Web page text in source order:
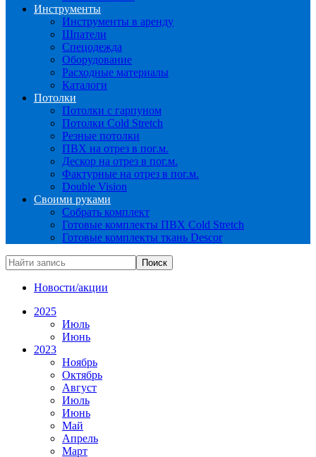
Инструменты
Инструменты в аренду
Шпатели
Спецодежда
Оборудование
Расходные материалы
Каталоги
Потолки
Потолки с гарпуном
Потолки Cold Stretch
Резные потолки
ПВХ на отрез в пог.м.
Дескор на отрез в пог.м.
Фактурные на отрез в пог.м.
Double Vision
Своими руками
Собрать комплект
Готовые комплекты ПВХ Cold Stretch
Готовые комплекты ткань Descor
Новости/акции
2025
Июль
Июнь
2023
Ноябрь
Октябрь
Август
Июль
Июнь
Май
Апрель
Март